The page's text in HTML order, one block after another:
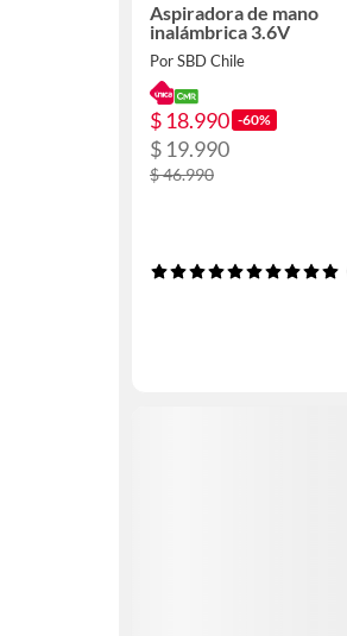
Aspiradora de mano
inalámbrica 3.6V
Por SBD Chile
$ 18.990 -60%
$ 19.990
$ 46.990